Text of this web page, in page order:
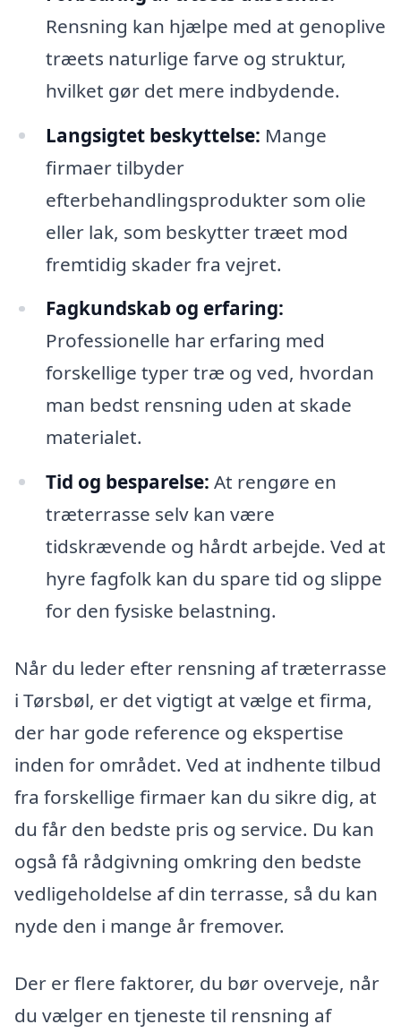
Rensning kan hjælpe med at genoplive
træets naturlige farve og struktur,
hvilket gør det mere indbydende.
Langsigtet beskyttelse: Mange
firmaer tilbyder
efterbehandlingsprodukter som olie
eller lak, som beskytter træet mod
fremtidig skader fra vejret.
Fagkundskab og erfaring:
Professionelle har erfaring med
forskellige typer træ og ved, hvordan
man bedst rensning uden at skade
materialet.
Tid og besparelse: At rengøre en
træterrasse selv kan være
tidskrævende og hårdt arbejde. Ved at
hyre fagfolk kan du spare tid og slippe
for den fysiske belastning.
Når du leder efter rensning af træterrasse
i Tørsbøl, er det vigtigt at vælge et firma,
der har gode reference og ekspertise
inden for området. Ved at indhente tilbud
fra forskellige firmaer kan du sikre dig, at
du får den bedste pris og service. Du kan
også få rådgivning omkring den bedste
vedligeholdelse af din terrasse, så du kan
nyde den i mange år fremover.
Der er flere faktorer, du bør overveje, når
du vælger en tjeneste til rensning af